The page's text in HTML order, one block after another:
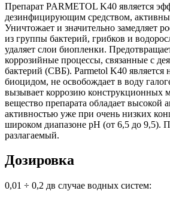
Препарат PARMETOL K40 является
дезинфицирующим средством,
Уничтожает и значительно замедляет
из группы бактерий, грибков и
удаляет слои биопленки.
коррозийные процессы, связанные с
бактерий (СВБ). Parmetol K40
биоцидом, не освобождает в воду
вызывает коррозию конструкционных
вещество препарата обладает высокой
активностью уже при очень низких
широком диапазоне pH (от 6,5 до 9,5).
разлагаемый.
Дозировка
0,01 ÷ 0,2 дв случае водных систем: